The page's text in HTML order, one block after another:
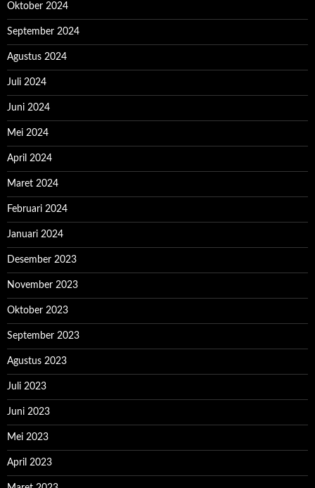
Oktober 2024
September 2024
Agustus 2024
Juli 2024
Juni 2024
Mei 2024
April 2024
Maret 2024
Februari 2024
Januari 2024
Desember 2023
November 2023
Oktober 2023
September 2023
Agustus 2023
Juli 2023
Juni 2023
Mei 2023
April 2023